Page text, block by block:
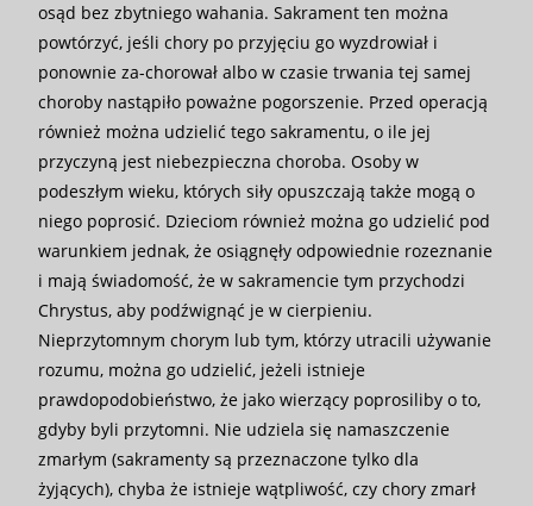
osąd bez zbytniego wahania. Sakrament ten można
powtórzyć, jeśli chory po przyjęciu go wyzdrowiał i
ponownie za-chorował albo w czasie trwania tej samej
choroby nastąpiło poważne pogorszenie. Przed operacją
również można udzielić tego sakramentu, o ile jej
przyczyną jest niebezpieczna choroba. Osoby w
podeszłym wieku, których siły opuszczają także mogą o
niego poprosić. Dzieciom również można go udzielić pod
warunkiem jednak, że osiągnęły odpowiednie rozeznanie
i mają świadomość, że w sakramencie tym przychodzi
Chrystus, aby podźwignąć je w cierpieniu.
Nieprzytomnym chorym lub tym, którzy utracili używanie
rozumu, można go udzielić, jeżeli istnieje
prawdopodobieństwo, że jako wierzący poprosiliby o to,
gdyby byli przytomni. Nie udziela się namaszczenie
zmarłym (sakramenty są przeznaczone tylko dla
żyjących), chyba że istnieje wątpliwość, czy chory zmarł